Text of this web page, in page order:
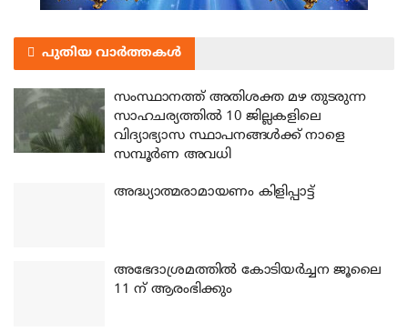
പുതിയ വാർത്തകൾ
സംസ്ഥാനത്ത് അതിശക്ത മഴ തുടരുന്ന
സാഹചര്യത്തിൽ 10 ജില്ലകളിലെ
വിദ്യാഭ്യാസ സ്ഥാപനങ്ങൾക്ക് നാളെ
സമ്പൂർണ അവധി
അദ്ധ്യാത്മരാമായണം കിളിപ്പാട്ട്
അഭേദാശ്രമത്തില്‍ കോടിയര്‍ച്ചന ജൂലൈ
11 ന് ആരംഭിക്കും